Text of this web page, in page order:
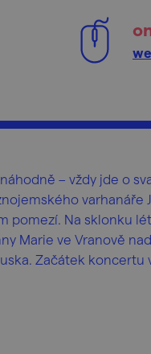
– vždy jde o
varhanáře
pomezí. Na sklonku
Marie ve Vranově
Začátek koncertu